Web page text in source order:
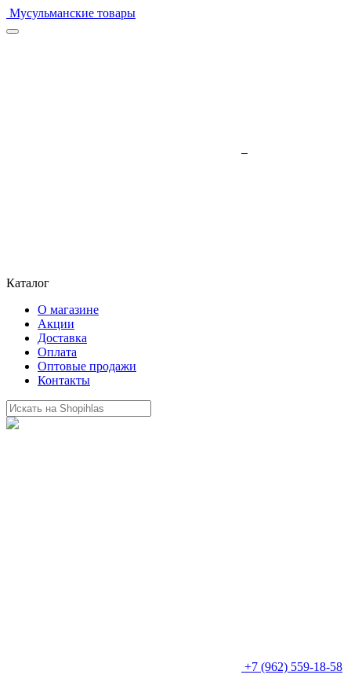
Мусульманские товары
Каталог
О магазине
Акции
Доставка
Оплата
Оптовые продажи
Контакты
+7 (962) 559-18-58